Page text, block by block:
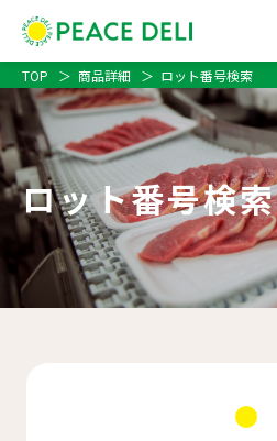
TOP 商品詳細 ロット番号検索
ロット番号検索